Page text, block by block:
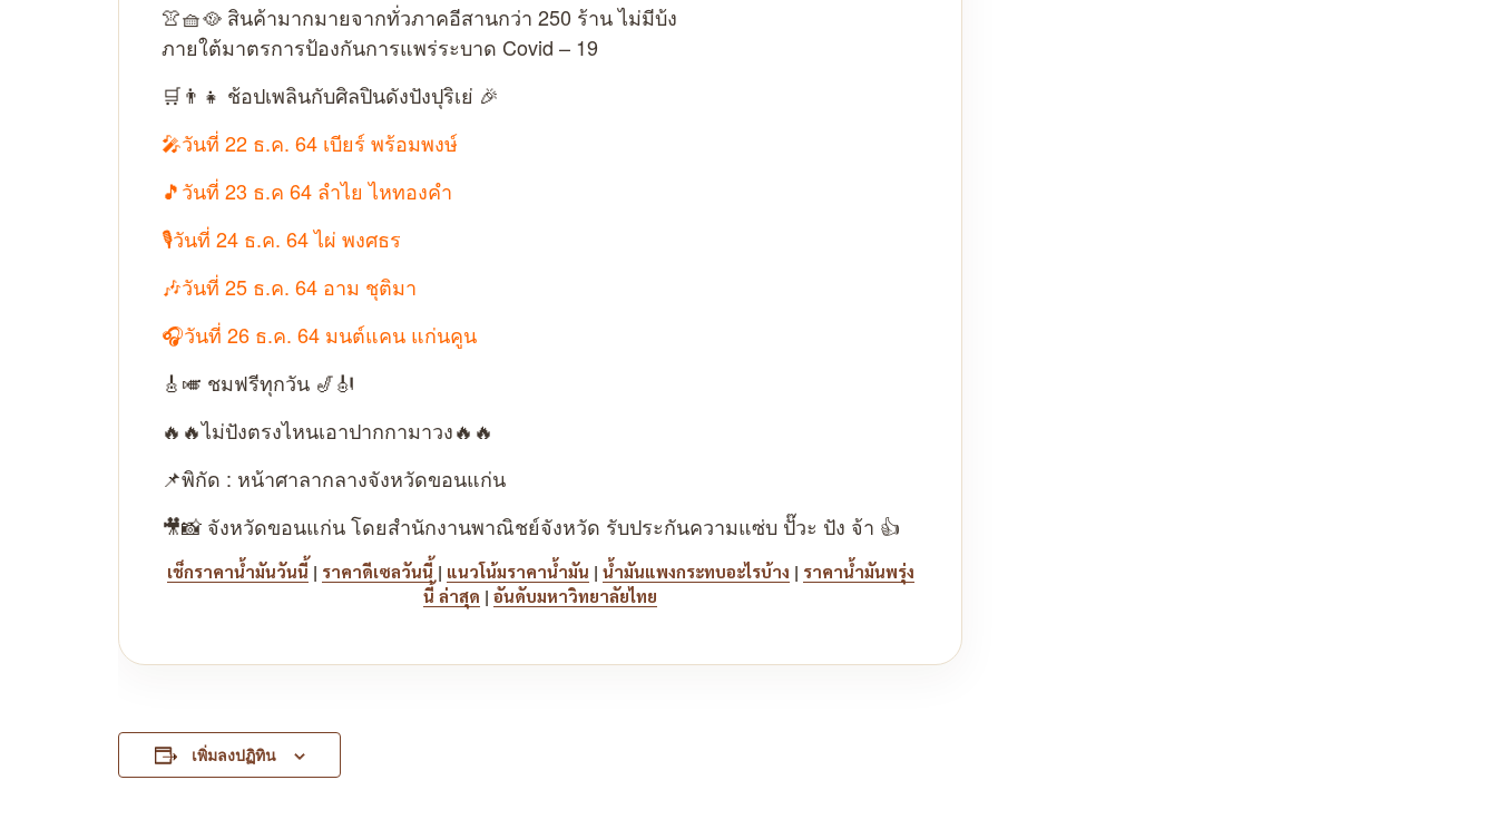
👚🧺🥘 สินค้ามากมายจากทั่วภาคอีสานกว่า 250 ร้าน ไม่มีบ้ง
ภายใต้มาตรการป้องกันการแพร่ระบาด Covid – 19
🛒👨👧 ช้อปเพลินกับศิลปินดังปังปุริเย่ 🎉
🎤วันที่ 22 ธ.ค. 64 เบียร์ พร้อมพงษ์
🎵วันที่ 23 ธ.ค 64 ลำไย ไหทองคำ
🎙️วันที่ 24 ธ.ค. 64 ไผ่ พงศธร
🎶วันที่ 25 ธ.ค. 64 อาม ชุติมา
🎧วันที่ 26 ธ.ค. 64 มนต์แคน แก่นคูน
🎸🎺 ชมฟรีทุกวัน 🎷🎻
🔥🔥ไม่ปังตรงไหนเอาปากกามาวง🔥🔥
📌พิกัด : หน้าศาลากลางจังหวัดขอนแก่น
🎥📸 จังหวัดขอนแก่น โดยสำนักงานพาณิชย์จังหวัด รับประกันความแซ่บ ปั๊วะ ปัง จ้า 👍
เช็กราคาน้ำมันวันนี้ | ราคาดีเซลวันนี้ | แนวโน้มราคาน้ำมัน | น้ำมันแพงกระทบอะไรบ้าง | ราคาน้ำมันพรุ่ง
นี้ ล่าสุด | อันดับมหาวิทยาลัยไทย
เพิ่มลงปฏิทิน